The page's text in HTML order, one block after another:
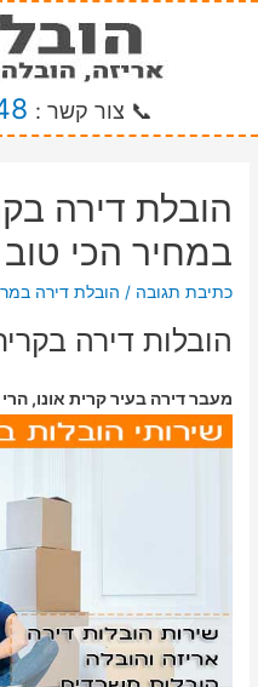
📞 צור קשר :
הובלת דירה
במחיר הכי טוב
כתיבת תגובה / הובלת דירה
הובלות דירה
מעבר דירה בעיר קרית אונו, הרי